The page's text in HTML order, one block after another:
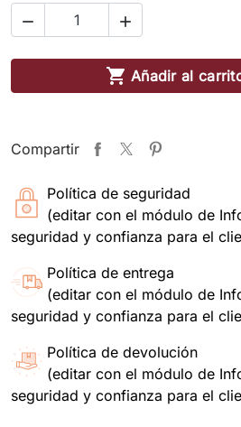
 
 Añadir al
Compartir
Política de seguridad
(editar con el módulo de
seguridad y confianza para el
Política de entrega
(editar con el módulo de
seguridad y confianza para el
Política de devolución
(editar con el módulo de
seguridad y confianza para el